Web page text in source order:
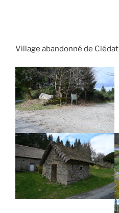
Village abandonné de Clédat